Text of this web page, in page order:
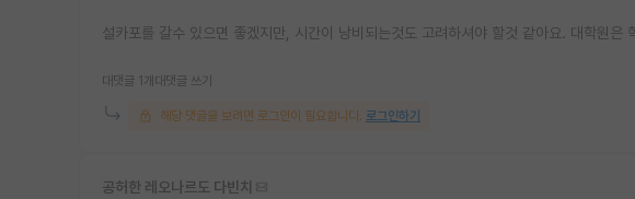
설카포를 갈수 있으면 좋겠지만, 시간이 낭비되는것도 고려하셔야 할것 같아요. 대학원은
대댓글 1개 대댓글 쓰기
해당 댓글을 보려면 로그인이 필요합니다. 로그인하기
공허한 레오나르도 다빈치